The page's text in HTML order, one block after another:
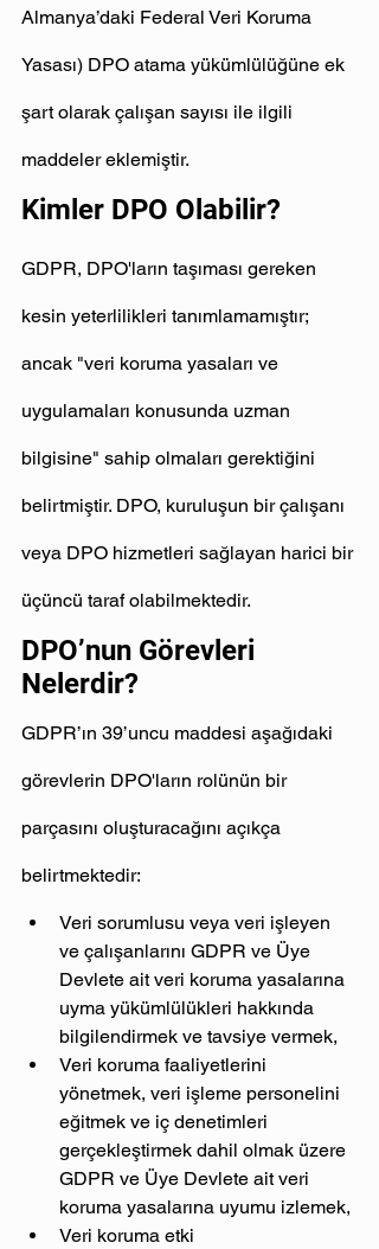
Almanya’daki Federal Veri Koruma
Yasası) DPO atama yükümlülüğüne ek
şart olarak çalışan sayısı ile ilgili
maddeler eklemiştir.
Kimler DPO Olabilir?
GDPR, DPO'ların taşıması gereken
kesin yeterlilikleri tanımlamamıştır;
ancak "veri koruma yasaları ve
uygulamaları konusunda uzman
bilgisine" sahip olmaları gerektiğini
belirtmiştir. DPO, kuruluşun bir çalışanı
veya DPO hizmetleri sağlayan harici bir
üçüncü taraf olabilmektedir.
DPO’nun Görevleri
Nelerdir?
GDPR’ın 39’uncu maddesi aşağıdaki
görevlerin DPO'ların rolünün bir
parçasını oluşturacağını açıkça
belirtmektedir:
Veri sorumlusu veya veri işleyen
ve çalışanlarını GDPR ve Üye
Devlete ait veri koruma yasalarına
uyma yükümlülükleri hakkında
bilgilendirmek ve tavsiye vermek,
Veri koruma faaliyetlerini
yönetmek, veri işleme personelini
eğitmek ve iç denetimleri
gerçekleştirmek dahil olmak üzere
GDPR ve Üye Devlete ait veri
koruma yasalarına uyumu izlemek,
Veri koruma etki